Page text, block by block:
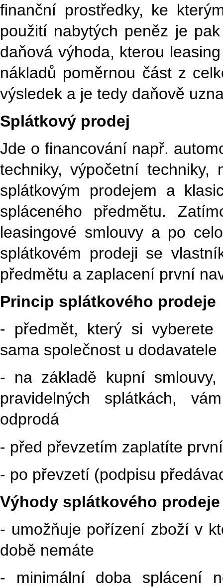
finanční prostředky, ke
použití nabytých peněz je
daňová výhoda, kterou
nákladů poměrnou část z
výsledek a je tedy daňově
Splátkový prodej
Jde o financování např.
techniky, výpočetní
splátkovým prodejem a
spláceného předmětu.
leasingové smlouvy a po
splátkovém prodeji se
předmětu a zaplacení první
Princip splátkového prodeje
- předmět, který si vyberete
sama společnost u dodavatele
- na základě kupní
pravidelných splátkách,
odprodá
- před převzetím zaplatíte
- po převzetí (podpisu
Výhody splátkového prodeje
- umožňuje pořízení zboží v
době nemáte
- minimální doba splácení